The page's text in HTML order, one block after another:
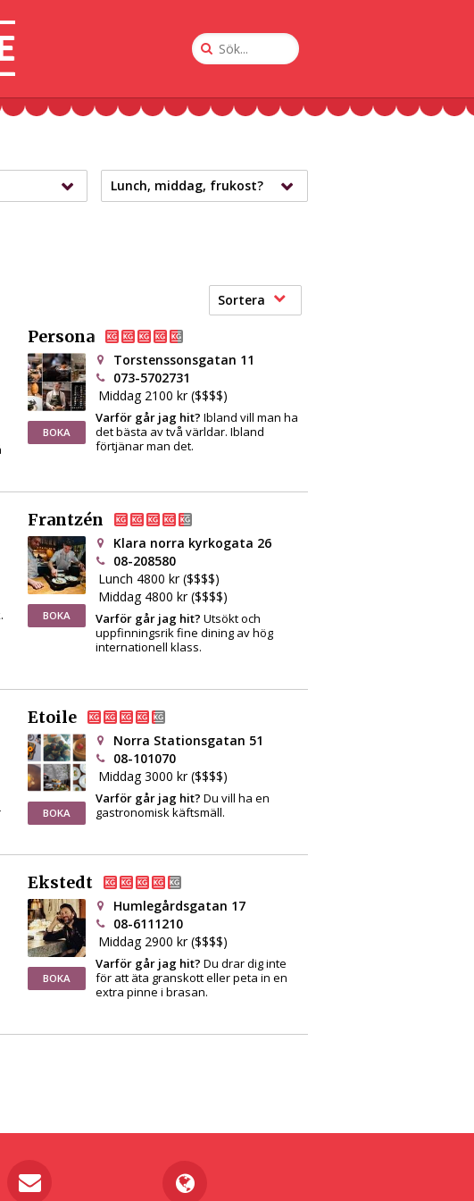
Sök
på
Lunch, middag, frukost?
Sortera
Persona
BOKA
Torstenssonsgatan 11
073-5702731
Middag 2100 kr ($$$$)
Varför går jag hit? Ibland vill man ha
det bästa av två världar. Ibland
förtjänar man det.
Frantzén
BOKA
Klara norra kyrkogata 26
08-208580
Lunch 4800 kr ($$$$)
Middag 4800 kr ($$$$)
Varför går jag hit? Utsökt och
uppfinningsrik fine dining av hög
internationell klass.
Etoile
BOKA
Norra Stationsgatan 51
08-101070
Middag 3000 kr ($$$$)
Varför går jag hit? Du vill ha en
gastronomisk käftsmäll.
Ekstedt
BOKA
Humlegårdsgatan 17
08-6111210
Middag 2900 kr ($$$$)
Varför går jag hit? Du drar dig inte
för att äta granskott eller peta in en
extra pinne i brasan.